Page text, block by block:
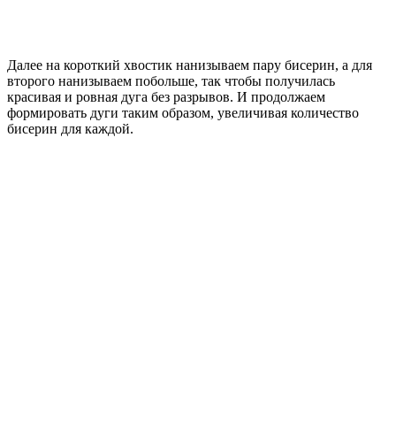
Далее на короткий хвостик нанизываем пару бисерин, а для
второго нанизываем побольше, так чтобы получилась
красивая и ровная дуга без разрывов. И продолжаем
формировать дуги таким образом, увеличивая количество
бисерин для каждой.